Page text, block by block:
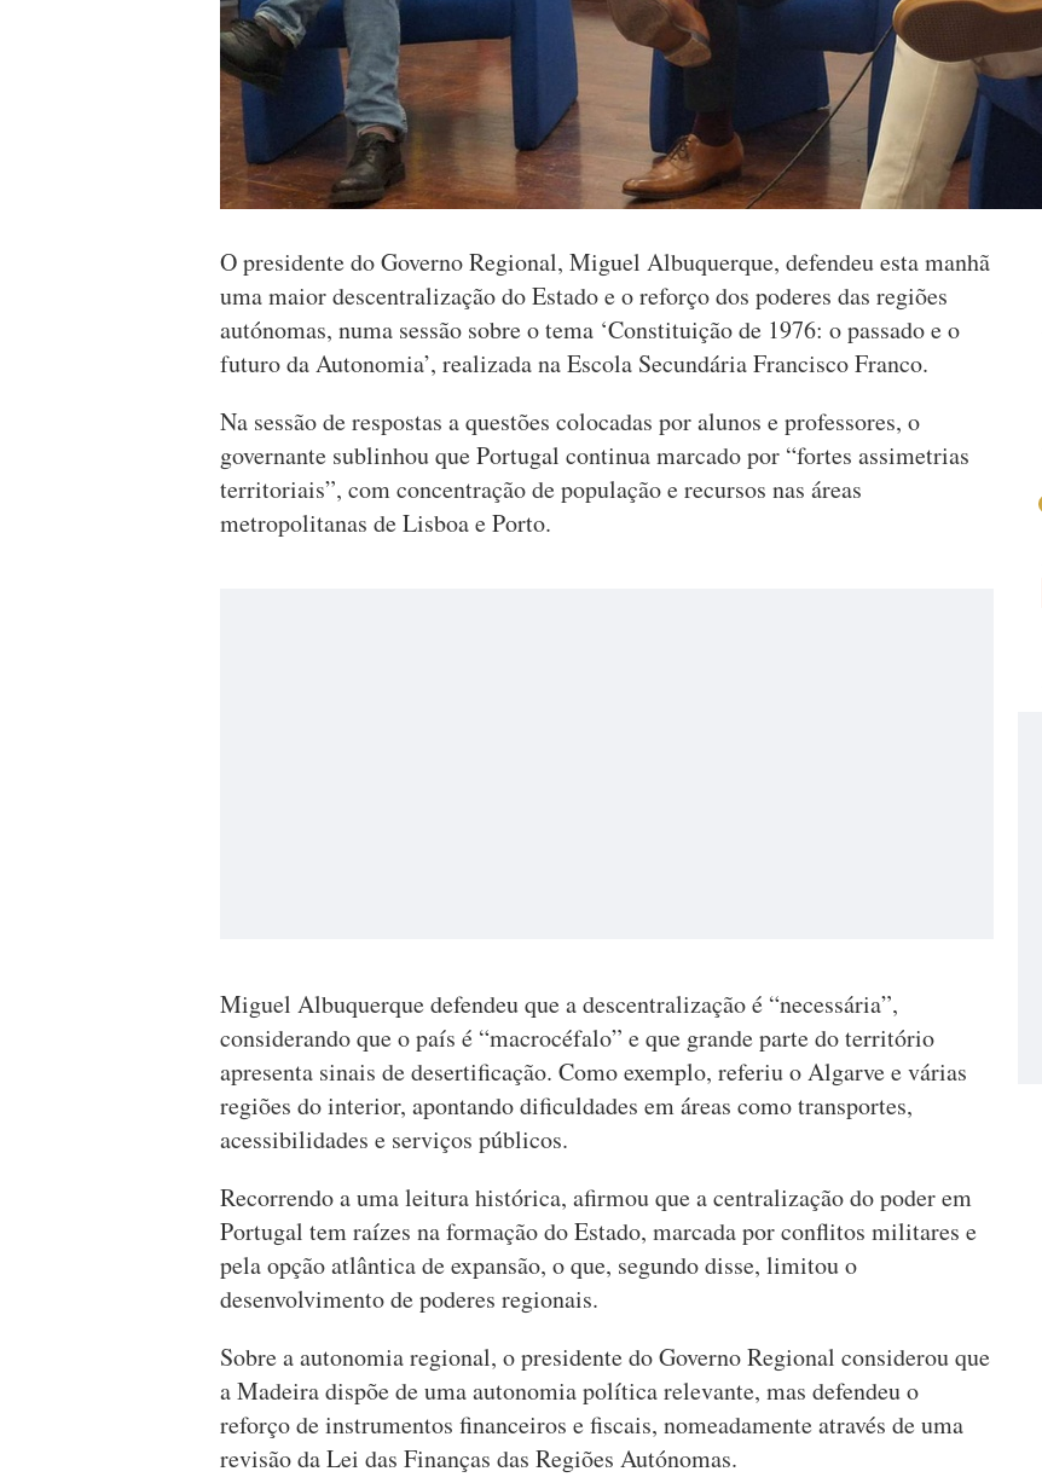
O presidente do Governo Regional, Miguel Albuquerque, defendeu esta manhã
uma maior descentralização do Estado e o reforço dos poderes das regiões
autónomas, numa sessão sobre o tema ‘Constituição de 1976: o passado e o
futuro da Autonomia’, realizada na Escola Secundária Francisco Franco.
Na sessão de respostas a questões colocadas por alunos e professores, o
governante sublinhou que Portugal continua marcado por “fortes assimetrias
territoriais”, com concentração de população e recursos nas áreas
metropolitanas de Lisboa e Porto.
Miguel Albuquerque defendeu que a descentralização é “necessária”,
considerando que o país é “macrocéfalo” e que grande parte do território
apresenta sinais de desertificação. Como exemplo, referiu o Algarve e várias
regiões do interior, apontando dificuldades em áreas como transportes,
acessibilidades e serviços públicos.
Recorrendo a uma leitura histórica, afirmou que a centralização do poder em
Portugal tem raízes na formação do Estado, marcada por conflitos militares e
pela opção atlântica de expansão, o que, segundo disse, limitou o
desenvolvimento de poderes regionais.
Sobre a autonomia regional, o presidente do Governo Regional considerou que
a Madeira dispõe de uma autonomia política relevante, mas defendeu o
reforço de instrumentos financeiros e fiscais, nomeadamente através de uma
revisão da Lei das Finanças das Regiões Autónomas.